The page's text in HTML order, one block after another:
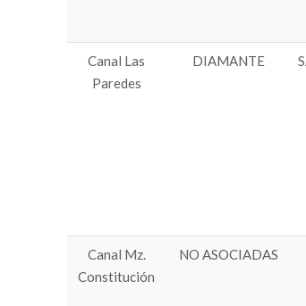
Canal Las
Paredes
DIAMANTE
Canal Mz.
Constitución
NO ASOCIADAS